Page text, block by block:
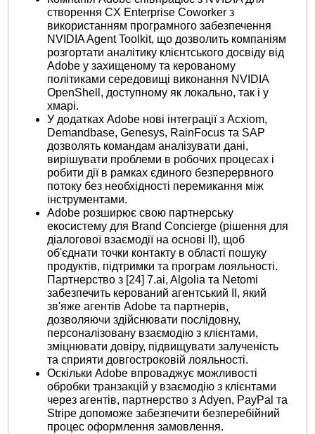
створення CX Enterprise Coworker з
використанням програмного забезпечення
NVIDIA Agent Toolkit, що дозволить компаніям
розгортати аналітику клієнтського досвіду від
Adobe у захищеному та керованому
політиками середовищі виконання NVIDIA
OpenShell, доступному як локально, так і у
хмарі.
У додатках Adobe нові інтеграції з Acxiom,
Demandbase, Genesys, RainFocus та SAP
дозволять командам аналізувати дані,
вирішувати проблеми в робочих процесах і
робити дії в рамках єдиного безперервного
потоку без необхідності перемикання між
інструментами.
Adobe розширює свою партнерську
екосистему для Brand Concierge (рішення для
діалогової взаємодії на основі ІІ), щоб
об'єднати точки контакту в області пошуку
продуктів, підтримки та програм лояльності.
Партнерство з [24] 7.ai, Algolia та Netomi
забезпечить керований агентський ІІ, який
зв'яже агентів Adobe та партнерів,
дозволяючи здійснювати послідовну,
персоналізовану взаємодію з клієнтами,
зміцнювати довіру, підвищувати залученість
та сприяти довгостроковій лояльності.
Оскільки Adobe впроваджує можливості
обробки транзакцій у взаємодію з клієнтами
через агентів, партнерство з Adyen, PayPal та
Stripe допоможе забезпечити безперебійний
процес оформлення замовлення.